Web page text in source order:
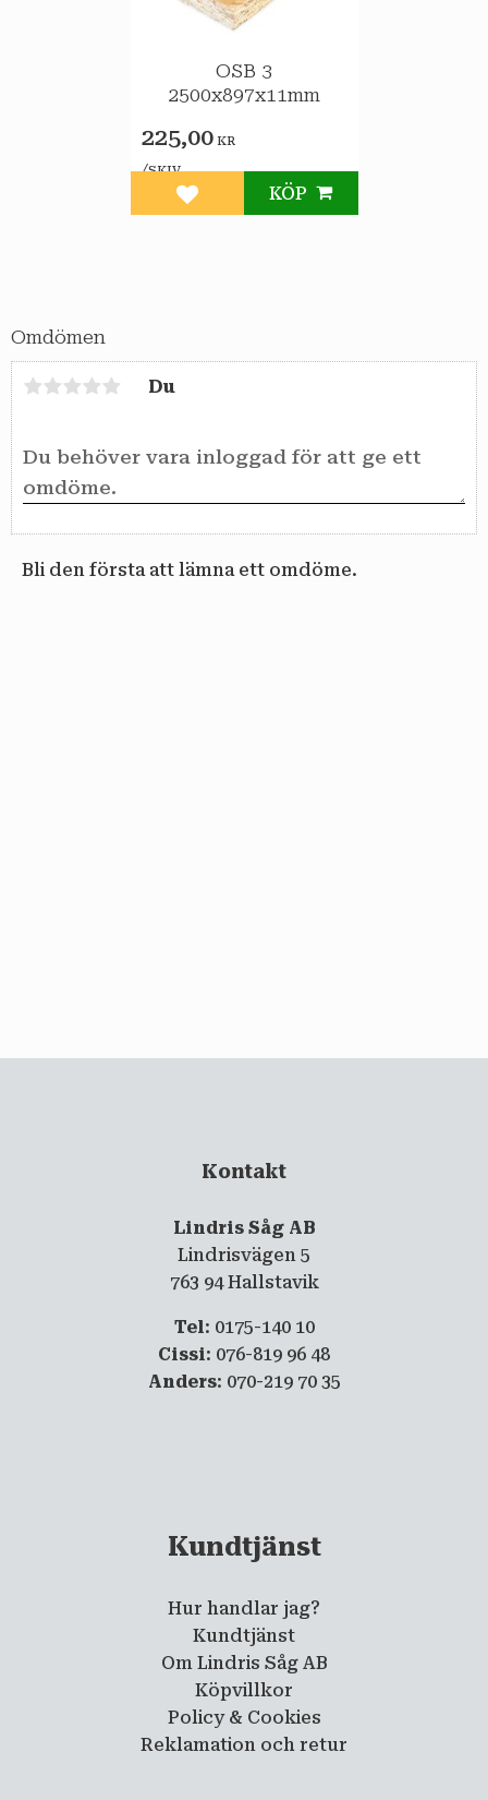
Omdömen
Du
Bli den första att lämna ett omdöme.
OSB 3
2500x897x11mm
225,00KR
/SKIV
Lägg till i favoriter
KÖP
Kontakt
Lindris Såg AB
Lindrisvägen 5
763 94 Hallstavik
Tel: 0175-140 10
Cissi: 076-819 96 48
Anders: 070-219 70 35
Kundtjänst
Hur handlar jag?
Kundtjänst
Om Lindris Såg AB
Köpvillkor
Policy & Cookies
Reklamation och retur